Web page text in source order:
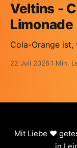
Veltins -
Limonade
Cola-Orange ist,
22 Juli 20261 Min.
Mit Liebe ❤️